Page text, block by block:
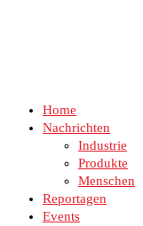
Home
Nachrichten
Industrie
Produkte
Menschen
Reportagen
Events